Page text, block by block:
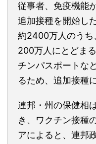
従事者、免疫機能
追加接種を開始し
約2400万人のうち
200万人にとどま
チンパスポートな
るため、追加接種
連邦・州の保健相
き、ワクチン接種
アによると、連邦